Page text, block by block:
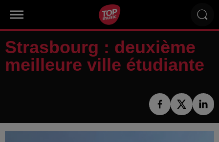
Strasbourg : deuxième
meilleure ville étudiante